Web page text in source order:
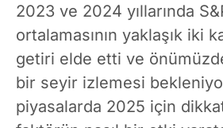
2023 ve 2024 yıllarında
ortalamasının yaklaşık iki
getiri elde etti ve
bir seyir izlemesi
piyasalarda 2025 için